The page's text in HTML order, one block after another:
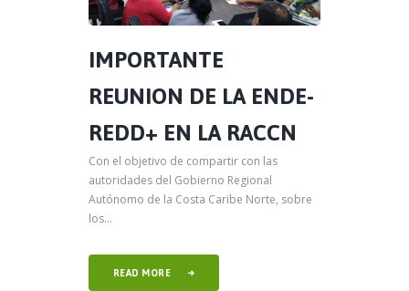
IMPORTANTE
REUNION DE LA ENDE-
REDD+ EN LA RACCN
Con el objetivo de compartir con las
autoridades del Gobierno Regional
Autónomo de la Costa Caribe Norte, sobre
los...
READ MORE